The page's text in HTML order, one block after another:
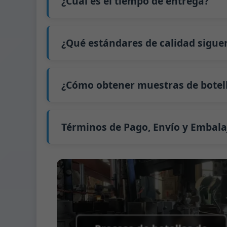
precio exacto y prepararemos una
extiende a 45 días.
El envío desde China tarda
¿Qué estándares de calidad
GB4806.5一2016 <Estándar Nacional de
(CE) No. 1935/2004 Migración de metales
¿Cómo obtener muestras de
Normalmente enviamos muestras a
Términos de Pago, Envío y
Métodos de pago admitidos para los
Término de envío:
EXW, FOB, CFR, CIF
Términos de embalaje:
Palés + Divisores,